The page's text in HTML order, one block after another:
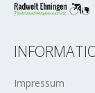
Impressum